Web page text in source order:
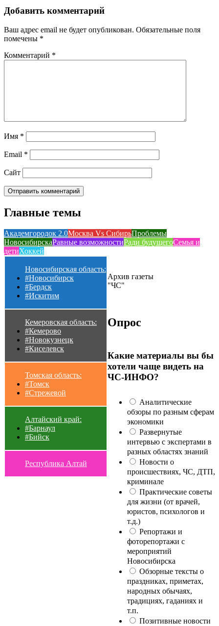
Добавить комментарий
Ваш адрес email не будет опубликован. Обязательные поля
помечены *
Комментарий *
Имя *
Email *
Сайт
Главные темы
Академгородок 2.0Москва Vs СибирьПроблемы
НовосибирскаРавные возможностиРади будущегоСемья и
детиХоккей
Новосибирская область:
#Новосибирск
#Бердск
#Искитим
Кемеровская область:
#Кемерово
#Новокузнецк
#Киселевск
Томская область:
#Томск
#Стрежевой
Алтайский край:
#Барнаул
#Бийск
Республика Алтай
Архив газеты
"ЧС"
Опрос
Какие материалы вы бы
хотели чаще видеть на
ЧС-ИНФО?
Аналитические
обзоры по разным сферам
экономики
Развернутые
интервью с экспертами в
разных областях знаний
Новости о
происшествиях, ЧС, ДТП,
криминале
Практические советы
для жизни (от врачей,
юристов, психологов и
т.д.)
Репортажи и
фоторепортажи с
мероприятий
Новосибирска
Обзорные тексты о
праздниках, приметах,
народных обычаях,
традициях, гаданиях и
т.п.
Позитивные новости